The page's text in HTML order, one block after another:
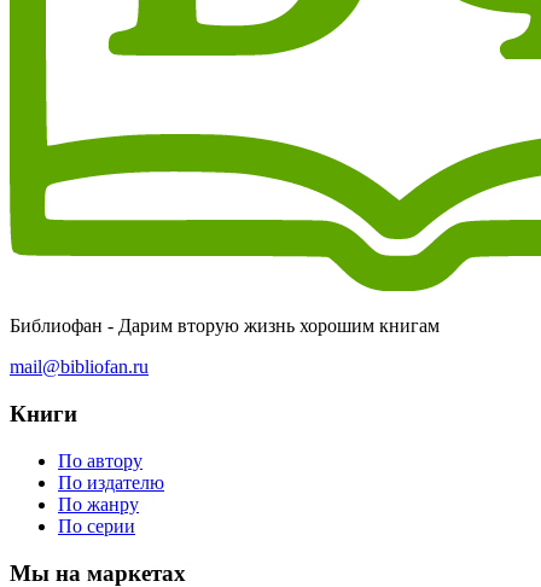
Библиофан - Дарим вторую жизнь хорошим книгам
mail@bibliofan.ru
Книги
По автору
По издателю
По жанру
По серии
Мы на маркетах